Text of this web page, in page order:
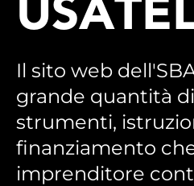
Il sito web
grande quantità
strumenti,
finanziamento
imprenditore